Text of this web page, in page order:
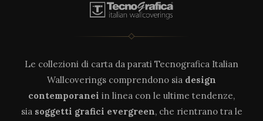
Le collezioni di carta da parati Tecnografica Italian
Wallcoverings comprendono sia design
contemporanei in linea con le ultime tendenze,
sia soggetti grafici evergreen, che rientrano tra le